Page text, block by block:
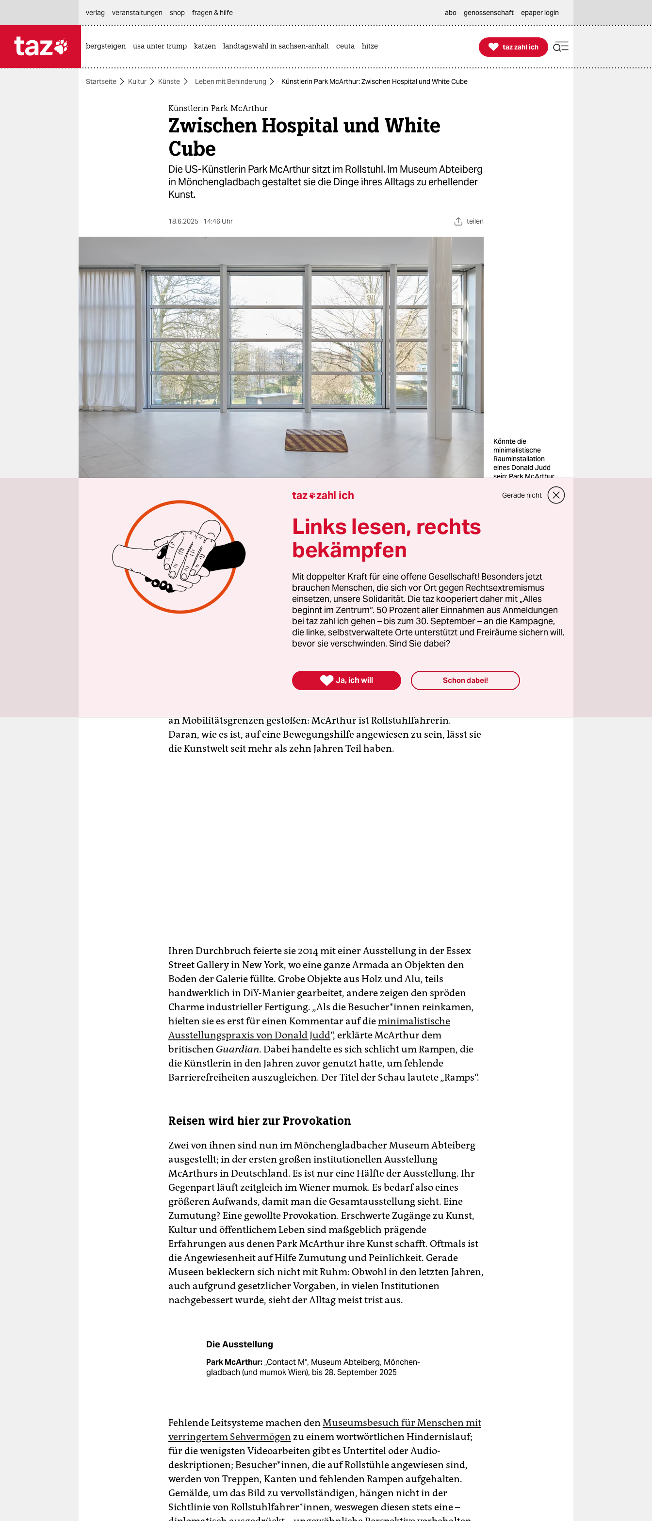
themen
nord
wahrheit
verlag
verlag
shop
unterstützen
abo
genossenschaft
verlag
veranstaltungen shop fragen & hilfe abo genossenschaft epaper login
bergsteigen usa unter trump katzen landtagswahl in sachsen-anhalt ceuta hitze 
taz zahl ich
taz zahl ich
Startseite Kultur Künste Leben mit Behinderung Künstlerin Park McArthur: Zwischen Hospital und White Cube
Künstlerin Park McArthur
Zwischen Hospital und White
Cube
Die US-Künstlerin Park McArthur sitzt im Rollstuhl. Im Museum Abteiberg
in Mönchengladbach gestaltet sie die Dinge ihres Alltags zu erhellender
Kunst.
18.6.2025 14:46 Uhr teilen
Könnte die
minimalistische
Rauminstallation
eines Donald Judd
sein: Park McArthur,
Museum Abteiberg
VonLars Fleischmann
Debra Ruh setzt sich seit Jahrzehnten für die Rechte von Menschen mit
Behinderungen ein. Für die US-Unternehmerin Ruh ist Behinderung
keine identitäre Kategorie, sondern Zustandsbeschreibung einer Welt,
die Menschen ohne (imaginierten) Normkörper beeinträchtigt.
Entsprechend heißt eine ihrer Maximen: „Barrierefreiheit ermöglicht
uns, das Potenzial aller auszuschöpfen.“ Wie viel Potenzial wird in
Die 1984 im Bundesstaat North Carolina geborene Künstlerin Park
an Mobilitätsgrenzen gestoßen: McArthur ist Rollstuhlfahrerin.
Daran, wie es ist, auf eine Bewegungshilfe angewiesen zu sein, lässt sie
die Kunstwelt seit mehr als zehn Jahren Teil haben.
Ihren Durchbruch feierte sie 2014 mit einer Ausstellung in der Essex
Street Gallery in New York, wo eine ganze Armada an Objekten den
Boden der Galerie füllte. Grobe Objekte aus Holz und Alu, teils
handwerklich in DiY-Manier gearbeitet, andere zeigen den spröden
Charme industrieller Fertigung. „Als die Be­su­che­r*in­nen reinkamen,
hielten sie es erst für einen Kommentar auf dieminimalistische
Ausstellungspraxis von Donald Judd“, erklärte McArthur dem
britischenGuardian. Dabei handelte es sich schlicht um Rampen, die
die Künstlerin in den Jahren zuvor genutzt hatte, um fehlende
Barrierefreiheiten auszugleichen. Der Titel der Schau lautete „Ramps“.
Reisen wird hier zur Provokation
Zwei von ihnen sind nun im Mönchengladbacher Museum Abteiberg
ausgestellt; in der ersten großen institutionellen Ausstellung
McArthurs in Deutschland. Es ist nur eine Hälfte der Ausstellung. Ihr
Gegenpart läuft zeitgleich im Wiener mumok. Es bedarf also eines
größeren Aufwands, damit man die Gesamtausstellung sieht. Eine
Zumutung? Eine gewollte Provokation. Erschwerte Zugänge zu Kunst,
Kultur und öffentlichem Leben sind maßgeblich prägende
Erfahrungen aus denen Park McArthur ihre Kunst schafft. Oftmals ist
die Angewiesenheit auf Hilfe Zumutung und Peinlichkeit. Gerade
Museen bekleckern sich nicht mit Ruhm: Obwohl in den letzten Jahren,
auch aufgrund gesetzlicher Vorgaben, in vielen Institutionen
nachgebessert wurde, sieht der Alltag meist trist aus.
Die Ausstellung
Park McArthur:„Contact M“, Museum Abteiberg, Mönchen­
gladbach (und mumok Wien), bis 28. September 2025
Fehlende Leitsysteme machen denMuseumsbesuch für Menschen mit
verringertem Sehvermögen zu einem wortwörtlichen Hindernislauf;
für die wenigsten Videoarbeiten gibt es Untertitel oder Audio­
deskriptionen; Besucher*innen, die auf Rollstühle angewiesen sind,
werden von Treppen, Kanten und fehlenden Rampen aufgehalten.
Gemälde, um das Bild zu vervollständigen, hängen nicht in der
Sichtlinie von Rollstuhlfahrer*innen, weswegen diesen stets eine –
taz zahl ich Gerade nicht
Links lesen, rechts
bekämpfen
Mit doppelter Kraft für eine offene Gesellschaft! Besonders jetzt
brauchen Menschen, die sich vor Ort gegen Rechtsextremismus
einsetzen, unsere Solidarität. Die taz kooperiert daher mit „Alles
beginnt im Zentrum“. 50 Prozent aller Einnahmen aus Anmeldungen
bei taz zahl ich gehen – bis zum 30. September – an die Kampagne,
die linke, selbstverwaltete Orte unterstützt und Freiräume sichern will,
bevor sie verschwinden. Sind Sie dabei?
 Ja, ich will Schon dabei!